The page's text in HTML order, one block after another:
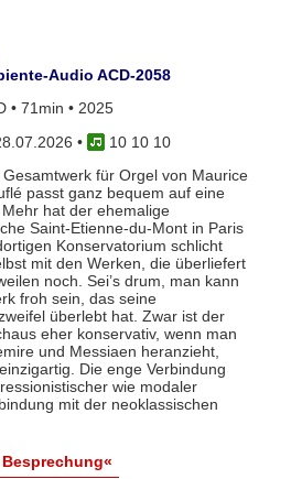
Audio ACD-2058
• 71min • 2025
•
10 10 10
Gesamtwerk für Orgel von Maurice
passt ganz bequem auf eine
hat der ehemalige
Saint-Etienne-du-Mont in Paris
Konservatorium schlicht
mit den Werken, die überliefert
noch. Sei’s drum, man kann
froh sein, das seine
überlebt hat. Zwar ist der
eher konservativ, wenn man
und Messiaen heranzieht,
Die enge Verbindung
wie modaler
mit der neoklassischen
Besprechung«